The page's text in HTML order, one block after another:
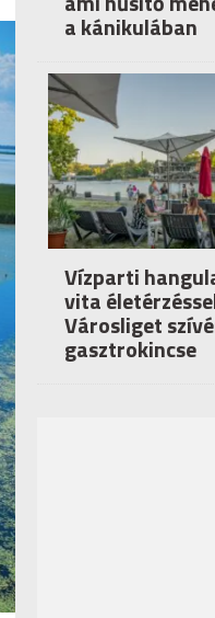
a kánikulában
Vízparti
vita
Városliget
gasztrokincse